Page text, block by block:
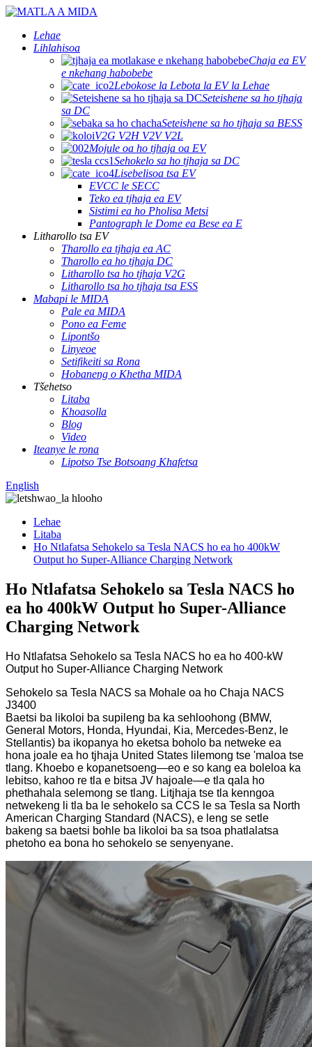
Lehae
Lihlahisoa
Chaja ea EV
e nkehang habobebe
Lebokose la Lebota la EV la Lehae
Seteishene sa ho tjhaja
sa DC
Seteishene sa ho tjhaja sa BESS
V2G V2H V2V V2L
Mojule oa ho tjhaja oa EV
Sehokelo sa ho tjhaja sa DC
Lisebelisoa tsa EV
EVCC le SECC
Teko ea tjhaja ea EV
Sistimi ea ho Pholisa Metsi
Pantograph le Dome ea Bese ea E
Litharollo tsa EV
Tharollo ea tjhaja ea AC
Tharollo ea ho tjhaja DC
Litharollo tsa ho tjhaja V2G
Litharollo tsa ho tjhaja tsa ESS
Mabapi le MIDA
Pale ea MIDA
Pono ea Feme
Lipontšo
Linyeoe
Setifikeiti sa Rona
Hobaneng o Khetha MIDA
Tšehetso
Litaba
Khoasolla
Blog
Video
Iteanye le rona
Lipotso Tse Botsoang Khafetsa
English
Lehae
Litaba
Ho Ntlafatsa Sehokelo sa Tesla NACS ho ea ho 400kW
Output ho Super-Alliance Charging Network
Ho Ntlafatsa Sehokelo sa Tesla NACS ho
ea ho 400kW Output ho Super-Alliance
Charging Network
Ho Ntlafatsa Sehokelo sa Tesla NACS ho ea ho 400-kW
Output ho Super-Alliance Charging Network
Sehokelo sa Tesla NACS sa Mohale oa ho Chaja NACS
J3400
Baetsi ba likoloi ba supileng ba ka sehloohong (BMW,
General Motors, Honda, Hyundai, Kia, Mercedes-Benz, le
Stellantis) ba ikopanya ho eketsa boholo ba netweke ea
hona joale ea ho tjhaja United States lilemong tse 'maloa tse
tlang. Khoebo e kopanetsoeng—eo e so kang ea boleloa ka
lebitso, kahoo re tla e bitsa JV hajoale—e tla qala ho
phethahala selemong se tlang. Litjhaja tse tla kenngoa
netwekeng li tla ba le sehokelo sa CCS le sa Tesla sa North
American Charging Standard (NACS), e leng se setle
bakeng sa baetsi bohle ba likoloi ba sa tsoa phatlalatsa
phetoho ea bona ho sehokelo se senyenyane.